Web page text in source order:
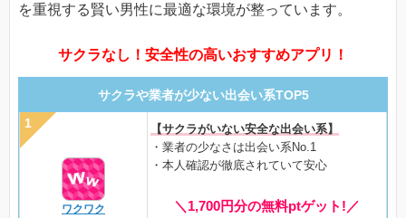
を重視する賢い男性に最適な環境が整っています。
サクラなし！安全性の高いおすすめアプリ！
サクラや業者が少ない出会い系TOP5
ワクワク
【サクラがいない安全な出会い系】
・業者の少なさは出会い系No.1
・本人確認が徹底されていて安心
＼1,700円分の無料ptゲット!／